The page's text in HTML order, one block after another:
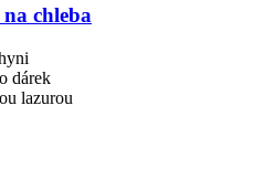
chleba
dárek
lazurou